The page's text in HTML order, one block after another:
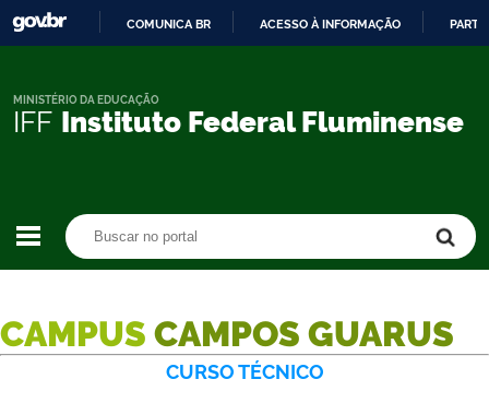
CONTEÚDO
COMUNICA BR ACESSO À INFORMAÇÃO
IFF Instituto Federal Fluminense
MINISTÉRIO DA EDUCAÇÃO
CAMPUS CAMPOS GUARUS
CURSO TÉCNICO